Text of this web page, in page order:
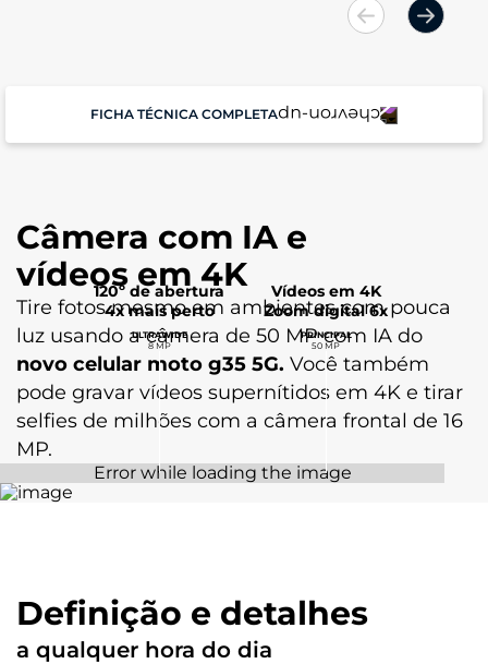
FICHA TÉCNICA COMPLETA
Sistema Operacional
Android 14
Processador
Unisoc T760 (2,2 GHz Octa-Core) | Mali-G57
Memória RAM
4GB RAM + 8GB RAM Boost*
Armazenamento
Armazenamento Total: 256 GB
Armazenamento Disponível:
Informação de tela
Tela de 6,7" FHD+ (1080 x 2400) | IPS | 120 Hz
120º de abertura
4x mais perto
ULTRAWIDE
8 MP
Vídeos em 4K
Zoom digital 6x
PRINCIPAL
50 MP
Câmera com IA e
vídeos em 4K
Tire fotos mesmo em ambientes com pouca
luz usando a câmera de 50 MP com IA do
novo celular moto g35 5G. Você também
pode gravar vídeos supernítidos em 4K e tirar
selfies de milhões com a câmera frontal de 16
MP.
Definição e detalhes
a qualquer hora do dia